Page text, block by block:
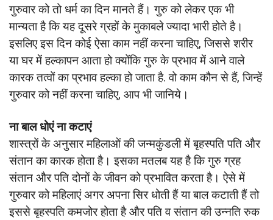
गुरुवार को तो धर्म का दिन मानते हैं। गुरु को लेकर एक भी
मान्यता है कि यह दूसरे ग्रहों के मुकाबले ज्यादा भारी होते है।
इसलिए इस दिन कोई ऐसा काम नहीं करना चाहिए, जिससे शरीर
या घर में हल्कापन आता हो क्योंकि गुरु के प्रभाव में आने वाले
कारक तत्वों का प्रभाव हल्का हो जाता है. वो काम कौन से हैं, जिन्हें
गुरुवार को नहीं करना चाहिए, आप भी जानिये।
ना बाल धोएं ना कटाएं
शास्त्रों के अनुसार महिलाओं की जन्मकुंडली में बृहस्पति पति और
संतान का कारक होता है। इसका मतलब यह है कि गुरु ग्रह
संतान और पति दोनों के जीवन को प्रभावित करता है। ऐसे में
गुरुवार को महिलाएं अगर अपना सिर धोती हैं या बाल कटाती हैं तो
इससे बृहस्पति कमजोर होता है और पति व संतान की उन्नति रुक